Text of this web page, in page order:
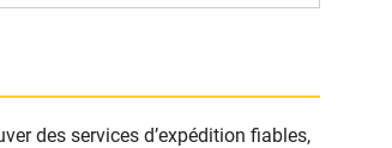
des services d’expédition fiables,